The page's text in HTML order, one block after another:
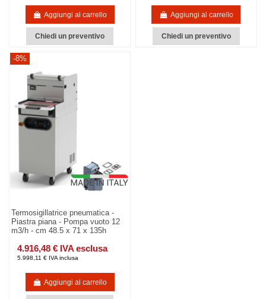
Aggiungi al carrello
Chiedi un preventivo
Aggiungi al carrello
Chiedi un preventivo
-8%
Termosigillatrice pneumatica -
Piastra piana - Pompa vuoto 12
m3/h - cm 48.5 x 71 x 135h
4.916,48 € IVA esclusa
5.998,11 € IVA inclusa
Aggiungi al carrello